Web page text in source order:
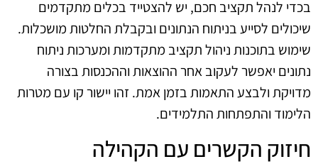
בכדי לנהל תקציב חכם, יש להצטייד בכלים מתקדמים
שיכולים לסייע בניתוח הנתונים ובקבלת החלטות מושכלות.
שימוש בתוכנות ניהול תקציב מתקדמות ומערכות ניתוח
נתונים יאפשר לעקוב אחר ההוצאות וההכנסות בצורה
מדויקת ולבצע התאמות בזמן אמת. זהו יישור קו עם מטרות
הלימוד והתפתחות התלמידים.
חיזוק הקשרים עם הקהילה